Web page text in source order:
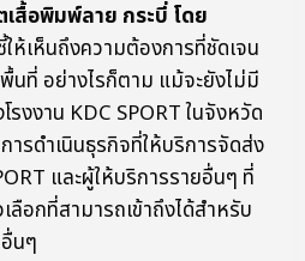
สื้อพิมพ์ลาย กระบี่ โดย
ให้เห็นถึงความต้องการที่ชัดเจน
นที่ อย่างไรก็ตาม แม้จะยังไม่มี
งงาน KDC SPORT ในจังหวัด
ารดำเนินธุรกิจที่ให้บริการจัดส่ง
และผู้ให้บริการรายอื่นๆ ที่
อกที่สามารถเข้าถึงได้สำหรับ
นๆ